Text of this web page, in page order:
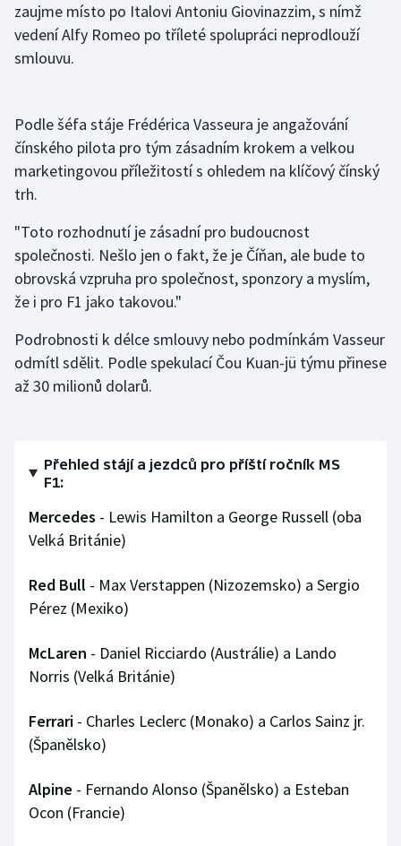
Krasobruslení
Lezení
Moderní pětiboj
Motorsport
Olympijské hry
Parasport
Plážový volejbal
Rychlostní kanoistika
Short track
Sportovní střelba
Stolní tenis
Vodní slalom
Volejbal
zaujme místo po Italovi Antoniu Giovinazzim, s nímž
vedení Alfy Romeo po tříleté spolupráci neprodlouží
smlouvu.
Podle šéfa stáje Frédérica Vasseura je angažování
čínského pilota pro tým zásadním krokem a velkou
marketingovou příležitostí s ohledem na klíčový čínský
trh.
"Toto rozhodnutí je zásadní pro budoucnost
společnosti. Nešlo jen o fakt, že je Číňan, ale bude to
obrovská vzpruha pro společnost, sponzory a myslím,
že i pro F1 jako takovou."
Podrobnosti k délce smlouvy nebo podmínkám Vasseur
odmítl sdělit. Podle spekulací Čou Kuan-jü týmu přinese
až 30 milionů dolarů.
Přehled stájí a jezdců pro příští ročník MS
F1:
Mercedes - Lewis Hamilton a George Russell (oba
Velká Británie)
Red Bull - Max Verstappen (Nizozemsko) a Sergio
Pérez (Mexiko)
McLaren - Daniel Ricciardo (Austrálie) a Lando
Norris (Velká Británie)
Ferrari - Charles Leclerc (Monako) a Carlos Sainz jr.
(Španělsko)
Alpine - Fernando Alonso (Španělsko) a Esteban
Ocon (Francie)